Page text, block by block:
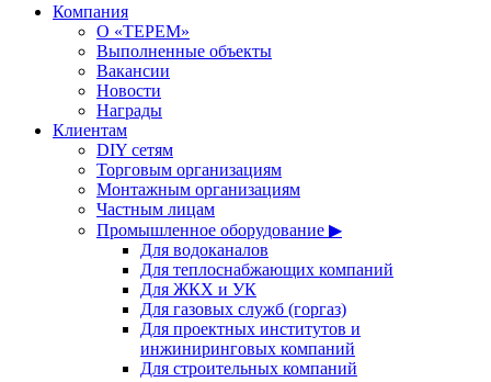
Компания
О «ТЕРЕМ»
Выполненные объекты
Вакансии
Новости
Награды
Клиентам
DIY сетям
Торговым организациям
Монтажным организациям
Частным лицам
Промышленное оборудование ▶
Для водоканалов
Для теплоснабжающих компаний
Для ЖКХ и УК
Для газовых служб (горгаз)
Для проектных институтов и
инжиниринговых компаний
Для строительных компаний